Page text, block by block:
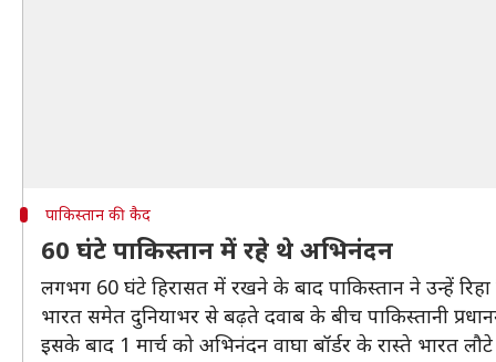
पाकिस्तान की कैद
60 घंटे पाकिस्तान में रहे थे अभिनंदन
लगभग 60 घंटे हिरासत में रखने के बाद पाकिस्तान ने उन्हें रिहा
भारत समेत दुनियाभर से बढ़ते दवाब के बीच पाकिस्तानी
इसके बाद 1 मार्च को अभिनंदन वाघा बॉर्डर के रास्ते भारत